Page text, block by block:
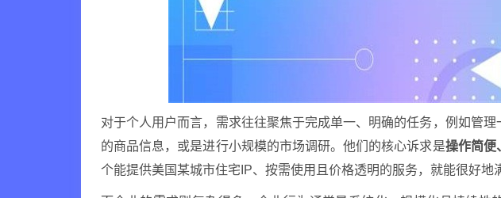
对于个人用户而言，需求往往聚焦于完成单一、明确的任务，例如管
的商品信息，或是进行小规模的市场调研。他们的核心诉求是操作简便
个能提供美国某城市住宅IP、按需使用且价格透明的服务，就能很好地